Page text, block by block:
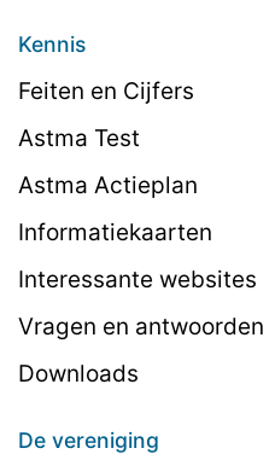
Kennis
Feiten en Cijfers
Astma Test
Astma Actieplan
Informatiekaarten
Interessante websites
Vragen en antwoorden
Downloads
De vereniging